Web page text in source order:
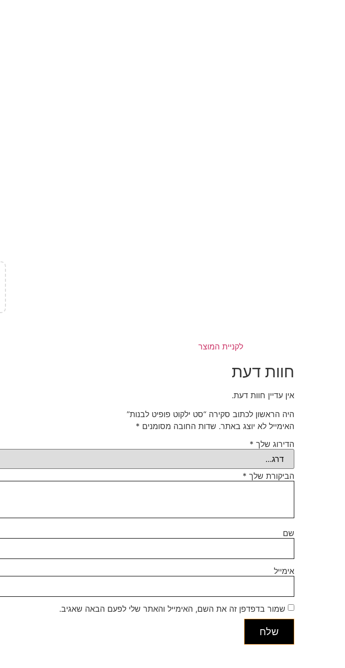
לקניית המוצר
חוות דעת
אין עדיין חוות דעת.
היה הראשון לכתוב סקירה “סט ילקוט פופיט לבנות”
האימייל לא יוצג באתר. שדות החובה מסומנים *
הדירוג שלך *
הביקורת שלך *
שם
אימייל
שמור בדפדפן זה את השם, האימייל והאתר שלי לפעם הבאה שאגיב.